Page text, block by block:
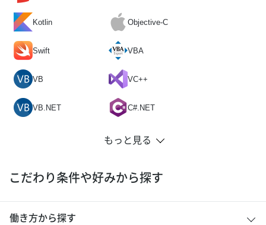
Kotlin Objective-C
Swift VBA
VB VC++
VB.NET C#.NET
こだわり条件や好みから探す
働き方から探す